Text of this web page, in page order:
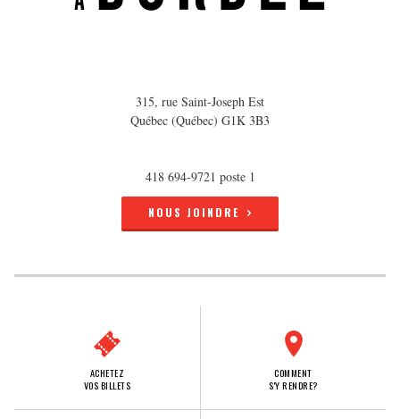
315, rue Saint-Joseph Est
Québec (Québec) G1K 3B3
418 694-9721 poste 1
NOUS JOINDRE
ACHETEZ
VOS BILLETS
COMMENT
S'Y RENDRE?